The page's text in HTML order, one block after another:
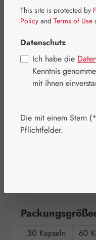
Regulärer Preis:
170,50 €
Inhalt:0.168 Kilogramm
Schnell zuschlagen!
30 Kapseln 60
This site is protected by
Policy and Terms of Use
Datenschutz
Ich habe die
Kenntnis
mit ihnen
Die mit einem Stern
Pflichtfelder.